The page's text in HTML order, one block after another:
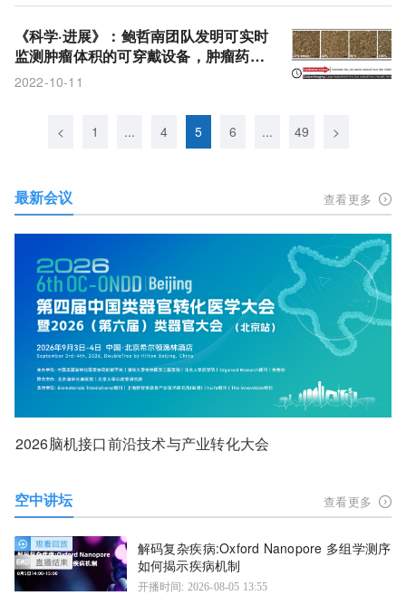
《科学·进展》：鲍哲南团队发明可实时
监测肿瘤体积的可穿戴设备，肿瘤药物
临床前研究有望迎来大变革！
2022-10-11
< 1 ... 4 5 6 ... 49 >
最新会议 查看更多
2026脑机接口前沿技术与产业转化大会
空中讲坛 查看更多
解码复杂疾病:Oxford Nanopore 多组学测序
如何揭示疾病机制
开播时间: 2026-08-05 13:55